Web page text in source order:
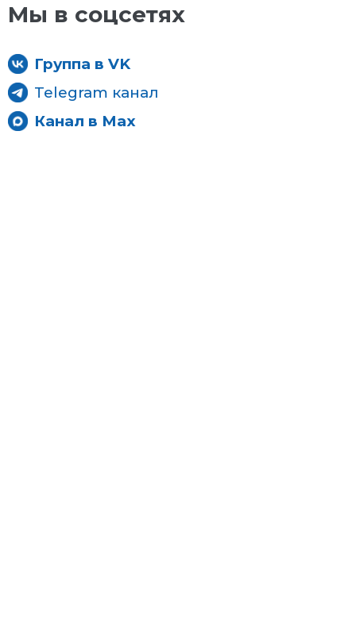
Мы в соцсетях
Группа в VK
Telegram канал
Канал в Max